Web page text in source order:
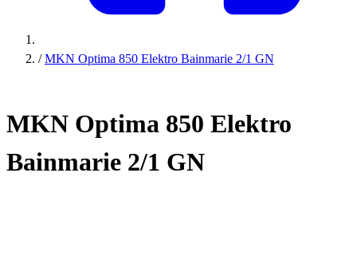
/ MKN Optima 850 Elektro Bainmarie 2/1 GN
MKN Optima 850 Elektro
Bainmarie 2/1 GN